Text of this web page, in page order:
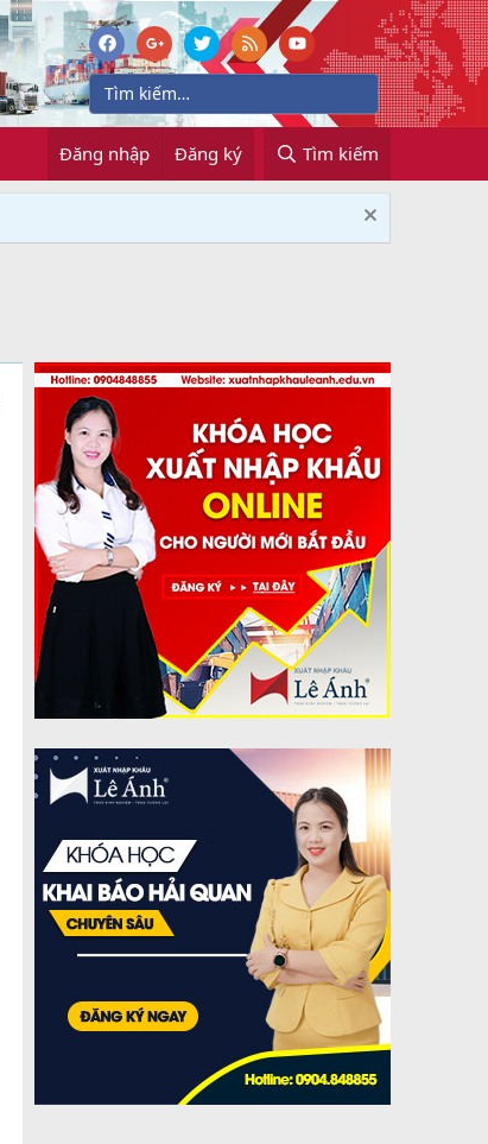
Đăng nhập Đăng ký Tìm kiếm